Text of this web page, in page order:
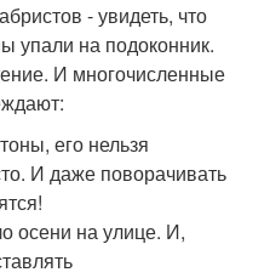
- увидеть, что
упали на подоконник.
И многочисленные
его нельзя
И даже поворачивать
осени на улице. И,